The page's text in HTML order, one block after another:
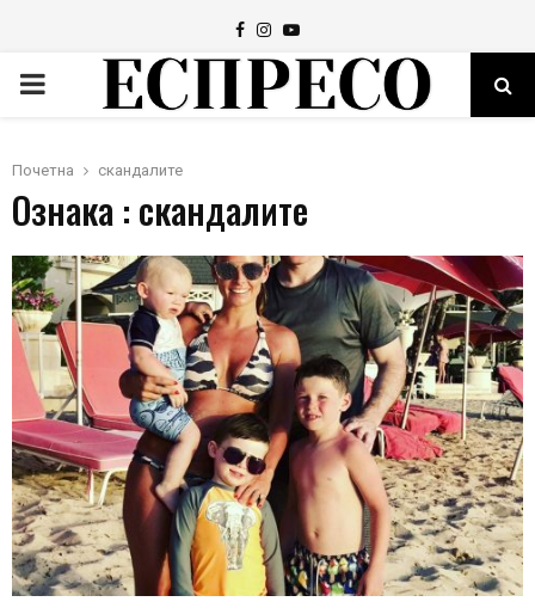
Facebook
Instagram
Youtube
PRIMARY
Почетна скандалите
Ознака : скандалите